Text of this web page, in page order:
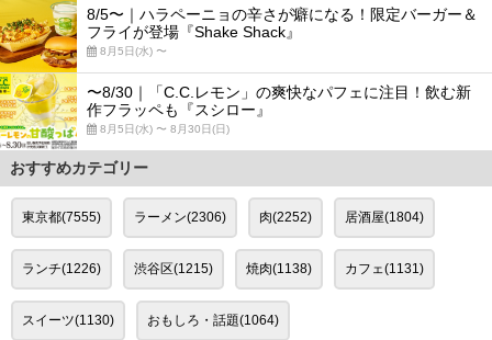
8/5〜｜ハラペーニョの辛さが癖になる！限定バーガー＆
フライが登場『Shake Shack』
8月5日(水) 〜
〜8/30｜「C.C.レモン」の爽快なパフェに注目！飲む新
作フラッペも『スシロー』
8月5日(水) 〜 8月30日(日)
おすすめカテゴリー
東京都(7555) ラーメン(2306) 肉(2252) 居酒屋(1804)
ランチ(1226) 渋谷区(1215) 焼肉(1138) カフェ(1131)
スイーツ(1130) おもしろ・話題(1064)